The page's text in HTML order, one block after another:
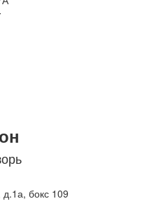
бокс 109